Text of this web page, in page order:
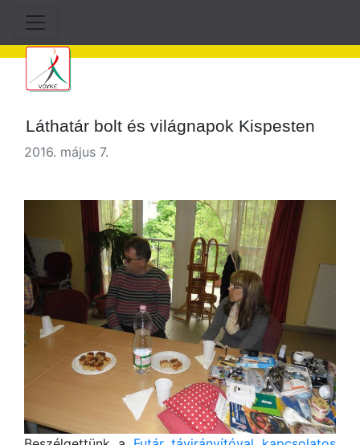
Láthatár bolt és világnapok Kispesten
2016. május 7.